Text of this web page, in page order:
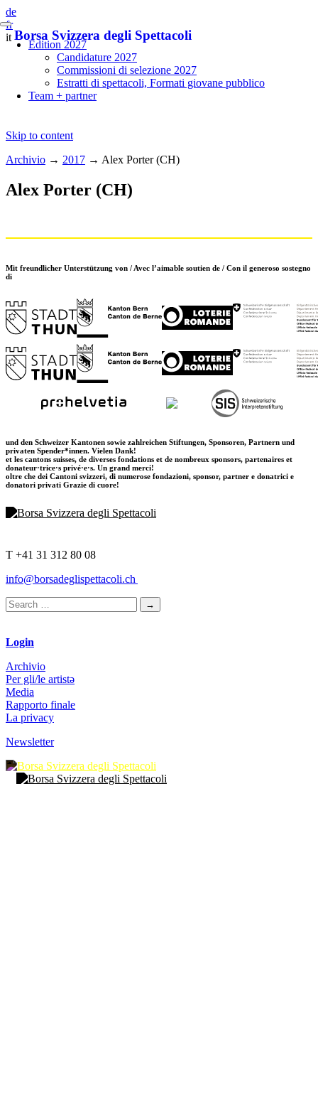
de
fr
it Borsa Svizzera degli Spettacoli
Skip to content
Edition 2027
Candidature 2027
Commissioni di selezione 2027
Estratti di spettacoli, Formati giovane pubblico
Team + partner
Archivio → 2017 → Alex Porter (CH)
Alex Porter (CH)
Mit freundlicher Unterstützung von / Avec l’aimable soutien de / Con il generoso sostegno
di
und den Schweizer Kantonen sowie zahlreichen Stiftungen, Sponsoren, Partnern und
privaten Spender*innen. Vielen Dank!
et les cantons suisses, de diverses fondations et de nombreux sponsors, partenaires et
donateur·trice·s privé·e·s. Un grand merci!
oltre che dei Cantoni svizzeri, di numerose fondazioni, sponsor, partner e donatrici e
donatori privati Grazie di cuore!
T +41 31 312 80 08
info@borsadeglispettacoli.ch
Login
Archivio
Per gli/le artistə
Media
Rapporto finale
La privacy
Newsletter